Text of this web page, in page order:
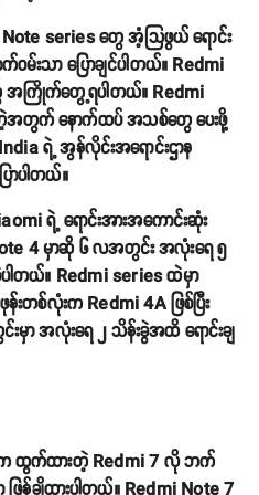
series တွေ အံ့သြဖွယ် ရောင်း
ဝမ်းသာ ပြောချင်ပါတယ်။ Redmi
အကြိုက်တွေ့ရပါတယ်။ Redmi
တဲ့အတွက် နောက်ထပ် အသစ်တွေ ပေးဖို့
ရဲ့ အွန်လိုင်းအရောင်းဌာန
ာပါတယ်။
ရဲ့ ရောင်းအားအကောင်းဆုံး
4 မှာဆို ၆ လအတွင်း အလုံးရေ ၅
ပါတယ်။ Redmi series ထဲမှာ
စ်လုံးက Redmi 4A ဖြစ်ပြီး
ာ အလုံးရေ ၂ သိန်းခွဲအထိ ရောင်းချ
ထွက်ထားတဲ့ Redmi 7 လို ဘက်